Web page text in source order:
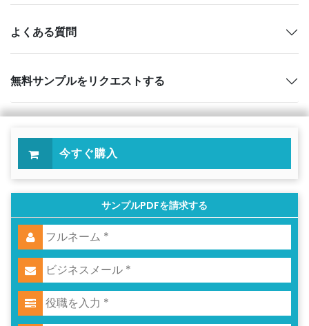
よくある質問
無料サンプルをリクエストする
今すぐ購入
サンプルPDFを請求する